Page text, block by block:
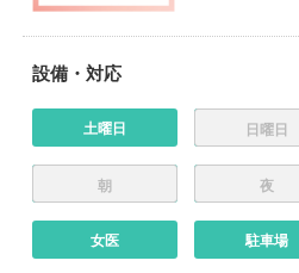
設備・対応
土曜日 日曜日
朝 夜
女医 駐車場